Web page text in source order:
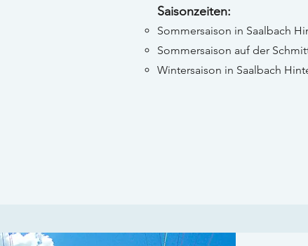
Saisonzeiten:
Sommersaison in Saalbach
Sommersaison auf der
Wintersaison in Saalbach